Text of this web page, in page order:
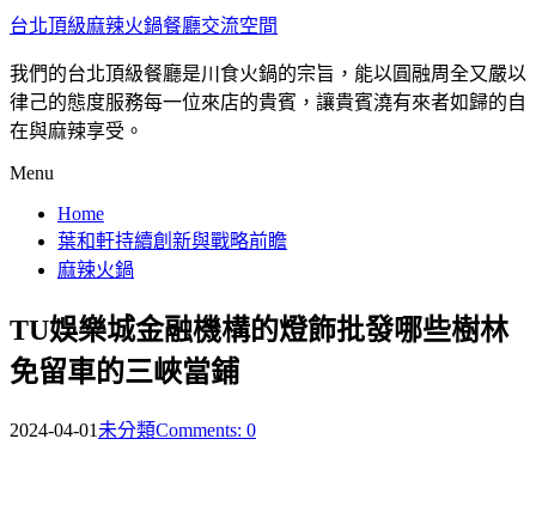
台北頂級麻辣火鍋餐廳交流空間
我們的台北頂級餐廳是川食火鍋的宗旨，能以圓融周全又嚴以
律己的態度服務每一位來店的貴賓，讓貴賓澆有來者如歸的自
在與麻辣享受。
Menu
Home
葉和軒持續創新與戰略前瞻
麻辣火鍋
TU娛樂城金融機構的燈飾批發哪些樹林
免留車的三峽當鋪
2024-04-01 未分類Comments: 0